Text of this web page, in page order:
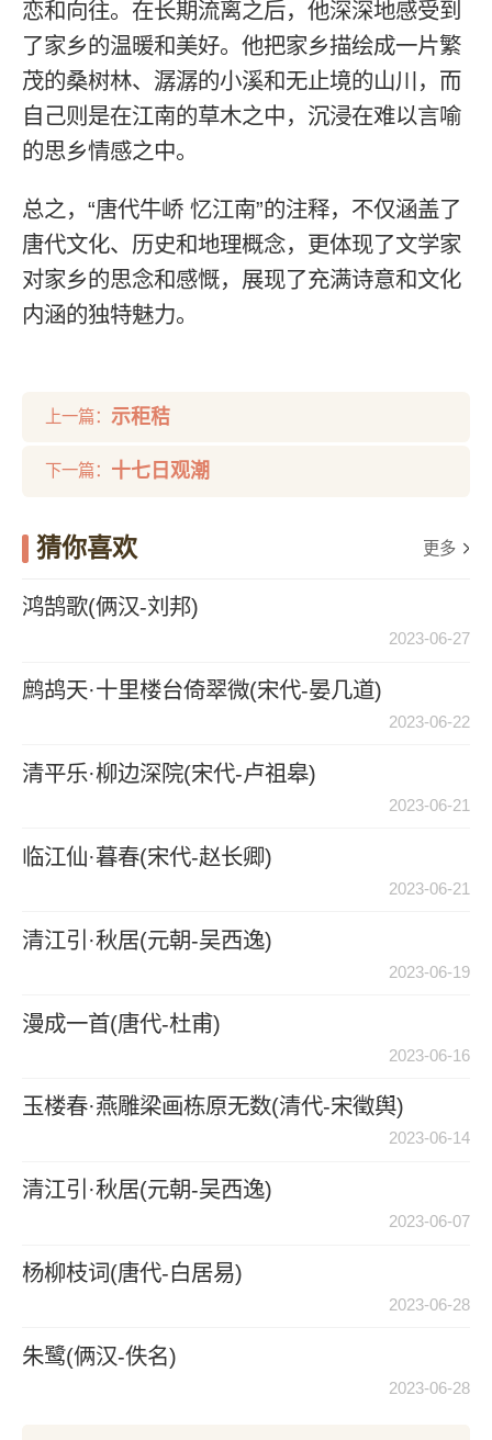
恋和向往。在长期流离之后，他深深地感受到
了家乡的温暖和美好。他把家乡描绘成一片繁
茂的桑树林、潺潺的小溪和无止境的山川，而
自己则是在江南的草木之中，沉浸在难以言喻
的思乡情感之中。
总之，“唐代牛峤 忆江南”的注释，不仅涵盖了
唐代文化、历史和地理概念，更体现了文学家
对家乡的思念和感慨，展现了充满诗意和文化
内涵的独特魅力。
上一篇： 示秬秸
下一篇： 十七日观潮
猜你喜欢 更多
鸿鹄歌(俩汉-刘邦)
2023-06-27
鹧鸪天·十里楼台倚翠微(宋代-晏几道)
2023-06-22
清平乐·柳边深院(宋代-卢祖皋)
2023-06-21
临江仙·暮春(宋代-赵长卿)
2023-06-21
清江引·秋居(元朝-吴西逸)
2023-06-19
漫成一首(唐代-杜甫)
2023-06-16
玉楼春·燕雕梁画栋原无数(清代-宋徵舆)
2023-06-14
清江引·秋居(元朝-吴西逸)
2023-06-07
杨柳枝词(唐代-白居易)
2023-06-28
朱鹭(俩汉-佚名)
2023-06-28